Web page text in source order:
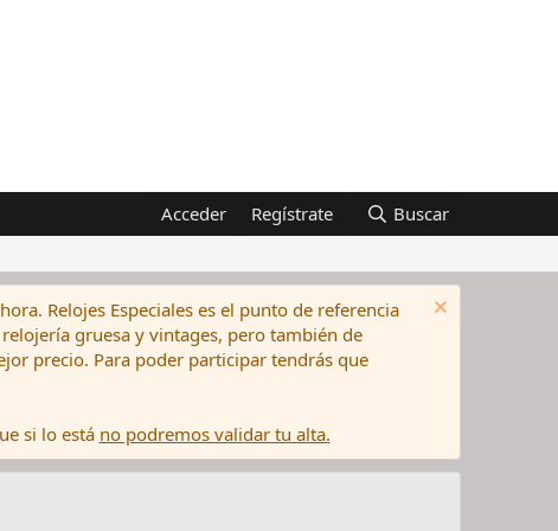
Acceder Regístrate Buscar
Relojes Especiales es el punto de referencia
gruesa y vintages, pero también de
precio. Para poder participar tendrás que
si lo está no podremos validar tu alta.